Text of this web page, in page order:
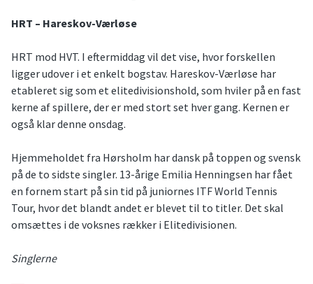
HRT – Hareskov-Værløse
HRT mod HVT. I eftermiddag vil det vise, hvor forskellen
ligger udover i et enkelt bogstav. Hareskov-Værløse har
etableret sig som et elitedivisionshold, som hviler på en fast
kerne af spillere, der er med stort set hver gang. Kernen er
også klar denne onsdag.
Hjemmeholdet fra Hørsholm har dansk på toppen og svensk
på de to sidste singler. 13-årige Emilia Henningsen har fået
en fornem start på sin tid på juniornes ITF World Tennis
Tour, hvor det blandt andet er blevet til to titler. Det skal
omsættes i de voksnes rækker i Elitedivisionen.
Singlerne